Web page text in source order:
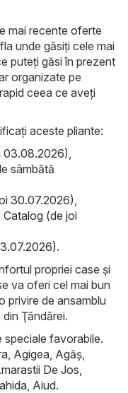
mai recente oferte
unde găsiți cele mai
puteți găsi în prezent
organizate pe
ceea ce aveți
aceste pliante:
03.08.2026)
sâmbătă
30.07.2026)
(de joi
.
propriei case și
va oferi cel mai bun
privire de ansamblu
Ţăndărei.
speciale favorabile.
Agigea Agăş
De Jos
Aiud.